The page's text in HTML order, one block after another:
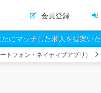
会員登録
にマッチした求人を提案いた
トフォン・ネイティブアプリ）